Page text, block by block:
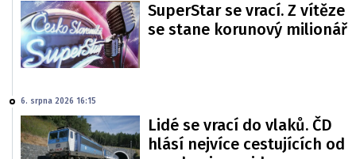
SuperStar se vrací. Z vítěze
se stane korunový milionář
6. srpna 2026 16:15
Lidé se vrací do vlaků. ČD
hlásí nejvíce cestujících od